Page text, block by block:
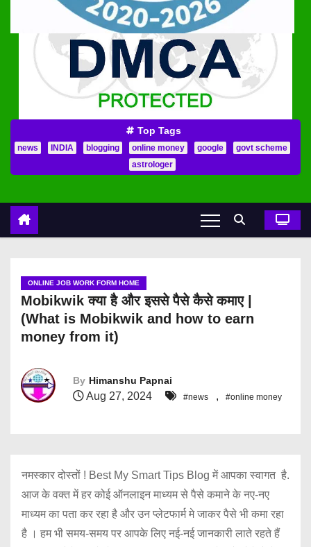
Top Tags
news INDIA blogging online money google
govt scheme
astrologer
ONLINE JOB WORK FORM HOME
Mobikwik क्या है और इससे पैसे कैसे कमाए |
(What is Mobikwik and how to earn
money from it)
By Himanshu Papnai
Aug 27, 2024 #news , #online money
नमस्कार दोस्तों ! Best My Smart Tips Blog में आपका स्वागत है.
आज के वक्त में हर कोई ऑनलाइन माध्यम से पैसे कमाने के नए-नए
माध्यम का पता कर रहा है और उन प्लेटफार्म मे जाकर पैसे भी कमा रहा
है । हम भी समय-समय पर आपके लिए नई-नई जानकारी लाते रहते हैं